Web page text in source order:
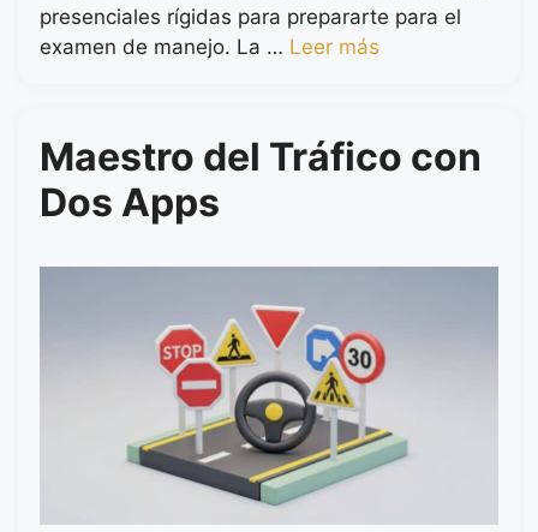
presenciales rígidas para prepararte para el
examen de manejo. La … Leer más
Maestro del Tráfico con
Dos Apps